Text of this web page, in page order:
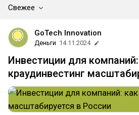
Свежее
GoTech Innovation
Деньги 14.11.2024
Инвестиции для
краудинвестинг